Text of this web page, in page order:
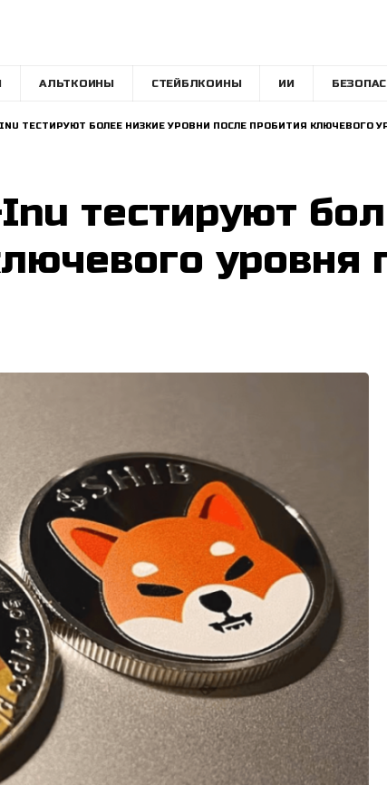
АЛЬТКОИНЫ СТЕЙБЛКОИНЫ ИИ
INU ТЕСТИРУЮТ БОЛЕЕ НИЗКИЕ УРОВНИ ПОСЛЕ ПРОБИТИЯ КЛЮЧЕВОГО
тестируют
уровня